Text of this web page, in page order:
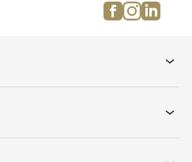
Aluminium
facebook